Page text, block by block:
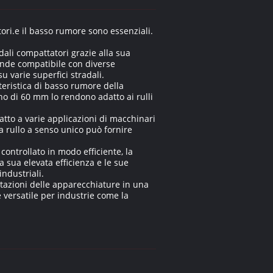
il basso rumore sono essenziali.
compattatori grazie alla sua
compatibile con diverse
varie superfici stradali.
di basso rumore della
di 60 mm lo rendono adatto ai rulli
a varie applicazioni di macchinari
rullo a senso unico può fornire
in modo efficiente, la
elevata efficienza e le sue
delle apparecchiature in una
per industrie come la